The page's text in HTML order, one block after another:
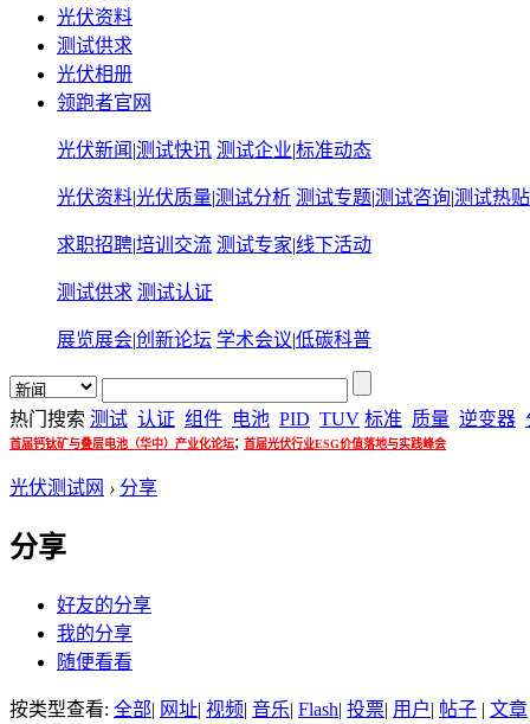
光伏资料
测试供求
光伏相册
领跑者官网
光伏新闻 |测试快讯 测试企业|标准动态
光伏资料|光伏质量|测试分析 测试专题|测试咨询|测试热贴
求职招聘|培训交流 测试专家|线下活动
测试供求 测试认证
展览展会|创新论坛 学术会议|低碳科普
热门搜索 测试 认证 组件 电池 PID TUV 标准 质量 逆变器
首届钙钛矿与叠层电池（华中）产业化论坛; 首届光伏行业ESG价值落地与实践峰会
光伏测试网 › 分享
分享
好友的分享
我的分享
随便看看
按类型查看: 全部| 网址| 视频| 音乐| Flash| 投票| 用户| 帖子 | 文章